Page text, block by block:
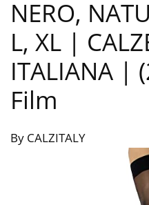
NERO,
L, XL |
ITALIANA |
Film
By CALZITALY